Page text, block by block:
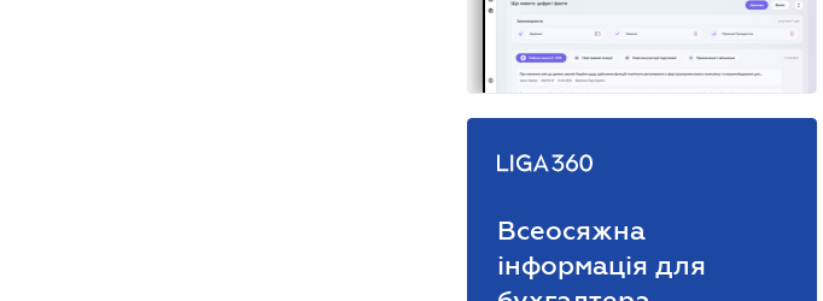
Всеосяжна
інформація для